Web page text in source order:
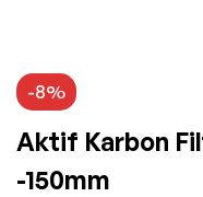
-8%
Aktif Karbon
-150mm